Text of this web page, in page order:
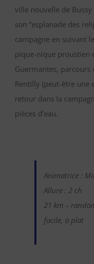
ville nouvelle de Bussy
son “esplanade des
campagne en suivant
pique-nique proustien
Guermantes,
Rentilly (peut-être une
retour dans la
pièces d’eau.
Animatrice :
Allure : 2 ch
21 km –
facile, à plat